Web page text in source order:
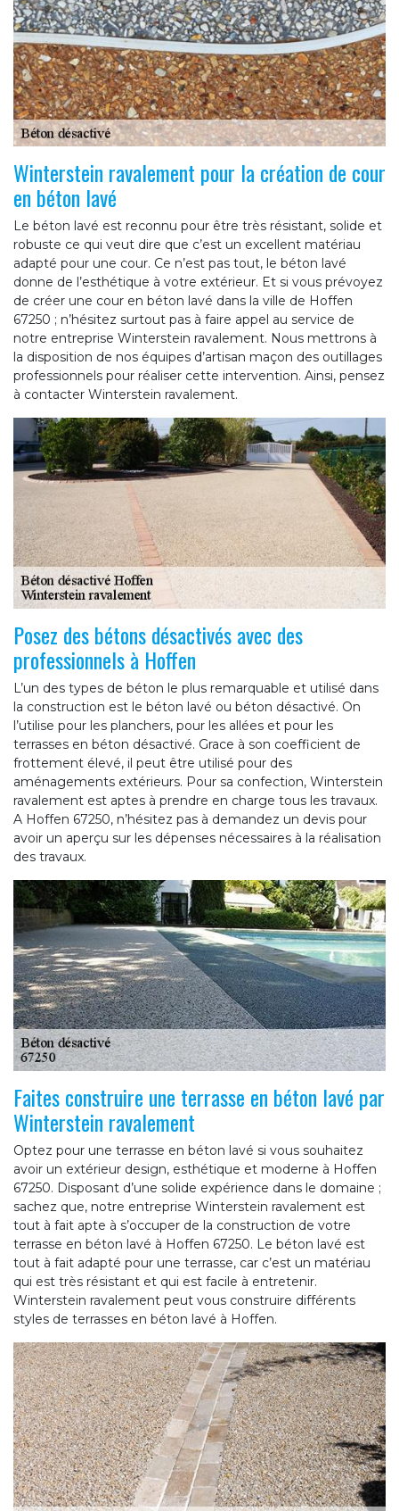
Winterstein ravalement pour la création de cour
en béton lavé
Le béton lavé est reconnu pour être très résistant, solide et
robuste ce qui veut dire que c’est un excellent matériau
adapté pour une cour. Ce n’est pas tout, le béton lavé
donne de l’esthétique à votre extérieur. Et si vous prévoyez
de créer une cour en béton lavé dans la ville de Hoffen
67250 ; n’hésitez surtout pas à faire appel au service de
notre entreprise Winterstein ravalement. Nous mettrons à
la disposition de nos équipes d’artisan maçon des outillages
professionnels pour réaliser cette intervention. Ainsi, pensez
à contacter Winterstein ravalement.
Posez des bétons désactivés avec des
professionnels à Hoffen
L’un des types de béton le plus remarquable et utilisé dans
la construction est le béton lavé ou béton désactivé. On
l’utilise pour les planchers, pour les allées et pour les
terrasses en béton désactivé. Grace à son coefficient de
frottement élevé, il peut être utilisé pour des
aménagements extérieurs. Pour sa confection, Winterstein
ravalement est aptes à prendre en charge tous les travaux.
A Hoffen 67250, n’hésitez pas à demandez un devis pour
avoir un aperçu sur les dépenses nécessaires à la réalisation
des travaux.
Faites construire une terrasse en béton lavé par
Winterstein ravalement
Optez pour une terrasse en béton lavé si vous souhaitez
avoir un extérieur design, esthétique et moderne à Hoffen
67250. Disposant d’une solide expérience dans le domaine ;
sachez que, notre entreprise Winterstein ravalement est
tout à fait apte à s’occuper de la construction de votre
terrasse en béton lavé à Hoffen 67250. Le béton lavé est
tout à fait adapté pour une terrasse, car c’est un matériau
qui est très résistant et qui est facile à entretenir.
Winterstein ravalement peut vous construire différents
styles de terrasses en béton lavé à Hoffen.